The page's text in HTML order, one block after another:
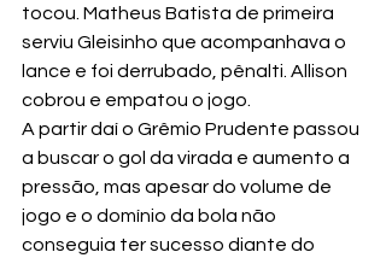
tocou. Matheus Batista de primeira
serviu Gleisinho que acompanhava o
lance e foi derrubado, pênalti. Allison
cobrou e empatou o jogo.
A partir daí o Grêmio Prudente passou
a buscar o gol da virada e aumento a
pressão, mas apesar do volume de
jogo e o domínio da bola não
conseguia ter sucesso diante do